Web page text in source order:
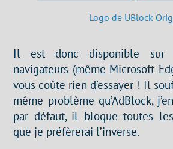
Logo de UBlock
Il est donc disponible sur
navigateurs (même Microsoft
vous coûte rien d’essayer ! Il
même problème qu’AdBlock,
par défaut, il bloque toutes
que je préfèrerai l’inverse.